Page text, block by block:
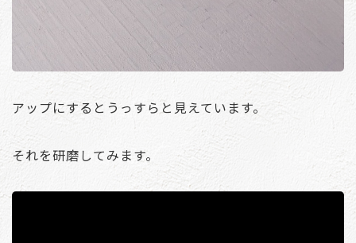
アップにするとうっすらと見えています。
それを研磨してみます。